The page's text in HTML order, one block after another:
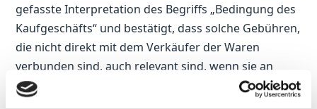
gefasste Interpretation des Begriffs „Bedingung des
Kaufgeschäfts“ und bestätigt, dass solche Gebühren,
die nicht direkt mit dem Verkäufer der Waren
verbunden sind, auch relevant sind, wenn sie an
Dritte (zum Beispiel den Lizenzgeber) gezahlt